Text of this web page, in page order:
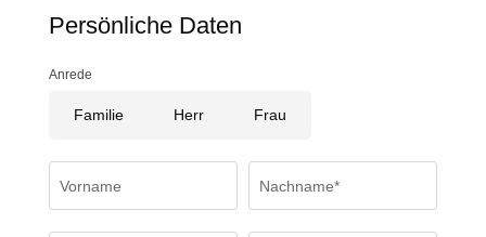
Persönliche Daten
Anrede
Familie Herr Frau
Vorname Nachname*